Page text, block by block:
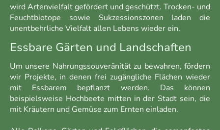
wird Artenvielfalt gefördert und geschützt. Trocken- und
Feuchtbiotope sowie Sukzessionszonen laden die
unentbehrliche Vielfalt allen Lebens wieder ein.
Essbare Gärten und Landschaften
Um unsere Nahrungssouveränität zu bewahren, fördern
wir Projekte, in denen frei zugängliche Flächen wieder
mit Essbarem bepflanzt werden. Das können
beispielsweise Hochbeete mitten in der Stadt sein, die
mit Kräutern und Gemüse zum Ernten einladen.